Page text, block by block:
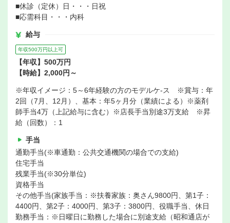
■休診（定休）日・・・日祝
■応需科目・・・内科
給与
年収500万円以上可
【年収】500万円
【時給】2,000円～
※年収イメージ：5～6年経験の方のモデルケ-ス ※賞与：年
2回（7月、12月）、基本：年5ヶ月分（業績による）※薬剤
師手当4万（上記給与に含む）※店長手当別途3万支給 ※昇
給（回数）：1
手当
通勤手当(※車通勤：公共交通機関の場合での支給)
住宅手当
残業手当(※30分単位)
資格手当
その他手当(家族手当：※扶養家族：奥さん9800円、第1子：
4400円、第2子：4000円、第3子：3800円、役職手当、休日
勤務手当：※日曜日に勤務した場合に別途支給（昭和通店が